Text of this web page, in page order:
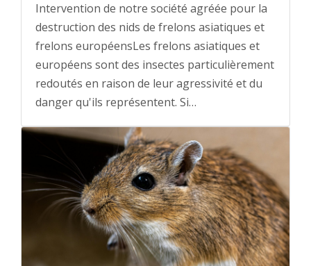
Intervention de notre société agréée pour la
destruction des nids de frelons asiatiques et
frelons européensLes frelons asiatiques et
européens sont des insectes particulièrement
redoutés en raison de leur agressivité et du
danger qu'ils représentent. Si…